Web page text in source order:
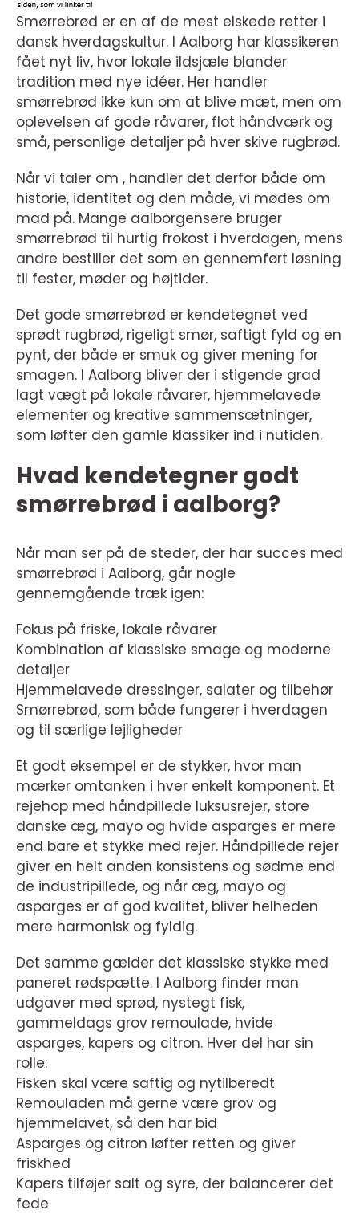
Smørrebrød er en af de mest elskede retter i
dansk hverdagskultur. I Aalborg har klassikeren
fået nyt liv, hvor lokale ildsjæle blander
tradition med nye idéer. Her handler
smørrebrød ikke kun om at blive mæt, men om
oplevelsen af gode råvarer, flot håndværk og
små, personlige detaljer på hver skive rugbrød.
Når vi taler om , handler det derfor både om
historie, identitet og den måde, vi mødes om
mad på. Mange aalborgensere bruger
smørrebrød til hurtig frokost i hverdagen, mens
andre bestiller det som en gennemført løsning
til fester, møder og højtider.
Det gode smørrebrød er kendetegnet ved
sprødt rugbrød, rigeligt smør, saftigt fyld og en
pynt, der både er smuk og giver mening for
smagen. I Aalborg bliver der i stigende grad
lagt vægt på lokale råvarer, hjemmelavede
elementer og kreative sammensætninger,
som løfter den gamle klassiker ind i nutiden.
Hvad kendetegner godt
smørrebrød i aalborg?
Når man ser på de steder, der har succes med
smørrebrød i Aalborg, går nogle
gennemgående træk igen:
Fokus på friske, lokale råvarer
Kombination af klassiske smage og moderne
detaljer
Hjemmelavede dressinger, salater og tilbehør
Smørrebrød, som både fungerer i hverdagen
og til særlige lejligheder
Et godt eksempel er de stykker, hvor man
mærker omtanken i hver enkelt komponent. Et
rejehop med håndpillede luksusrejer, store
danske æg, mayo og hvide asparges er mere
end bare et stykke med rejer. Håndpillede rejer
giver en helt anden konsistens og sødme end
de industripillede, og når æg, mayo og
asparges er af god kvalitet, bliver helheden
mere harmonisk og fyldig.
Det samme gælder det klassiske stykke med
paneret rødspætte. I Aalborg finder man
udgaver med sprød, nystegt fisk,
gammeldags grov remoulade, hvide
asparges, kapers og citron. Hver del har sin
rolle:
Fisken skal være saftig og nytilberedt
Remouladen må gerne være grov og
hjemmelavet, så den har bid
Asparges og citron løfter retten og giver
friskhed
Kapers tilføjer salt og syre, der balancerer det
fede